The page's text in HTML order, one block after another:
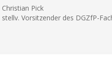
Christian Pick
stellv. Vorsitzender des DGZfP-